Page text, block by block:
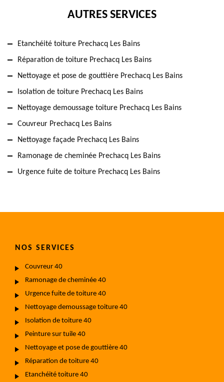
AUTRES SERVICES
Etanchéité toiture Prechacq Les Bains
Réparation de toiture Prechacq Les Bains
Nettoyage et pose de gouttière Prechacq Les Bains
Isolation de toiture Prechacq Les Bains
Nettoyage demoussage toiture Prechacq Les Bains
Couvreur Prechacq Les Bains
Nettoyage façade Prechacq Les Bains
Ramonage de cheminée Prechacq Les Bains
Urgence fuite de toiture Prechacq Les Bains
NOS SERVICES
Couvreur 40
Ramonage de cheminée 40
Urgence fuite de toiture 40
Nettoyage demoussage toiture 40
Isolation de toiture 40
Peinture sur tuile 40
Nettoyage et pose de gouttière 40
Réparation de toiture 40
Etanchéité toiture 40